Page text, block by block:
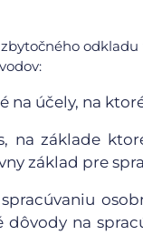
na účely, na
na základe
základ pre
dôvody na